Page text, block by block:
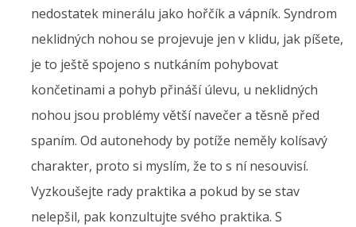
nedostatek minerálu jako hořčík a vápník. Syndrom
neklidných nohou se projevuje jen v klidu, jak píšete,
je to ještě spojeno s nutkáním pohybovat
končetinami a pohyb přináší úlevu, u neklidných
nohou jsou problémy větší navečer a těsně před
spaním. Od autonehody by potíže neměly kolísavý
charakter, proto si myslím, že to s ní nesouvisí.
Vyzkoušejte rady praktika a pokud by se stav
nelepšil, pak konzultujte svého praktika. S